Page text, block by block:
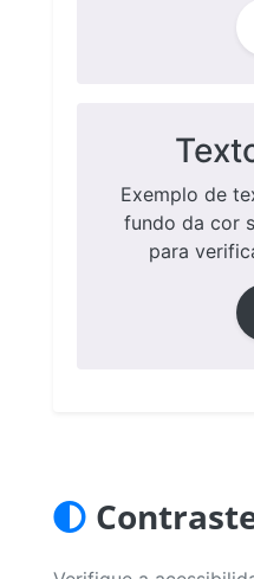
Exemplo de
fundo da cor
para